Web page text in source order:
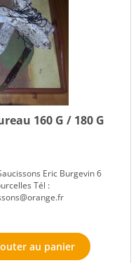
160 G / 180 G
Eric Burgevin 6
Tél :